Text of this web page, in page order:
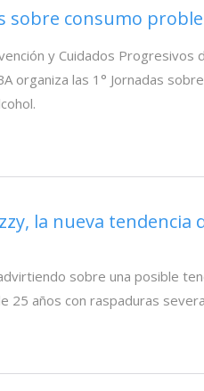
sobre consumo
y Cuidados Progresivos
organiza las 1° Jornadas
la nueva
sobre una posible
25 años con raspaduras